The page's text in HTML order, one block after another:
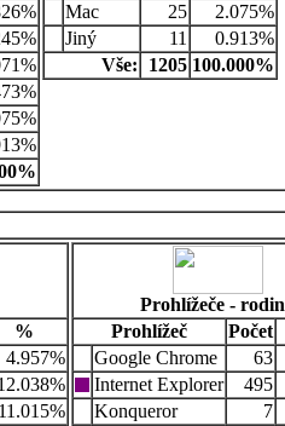
Mac
25
2.075%
Jiný
11
0.913%
Vše:
1205 100.000%
%
4.957%
11.015%
Prohlížeče -
Prohlížeč
Počet
Google Chrome
63
Internet Explorer
495
Konqueror
7